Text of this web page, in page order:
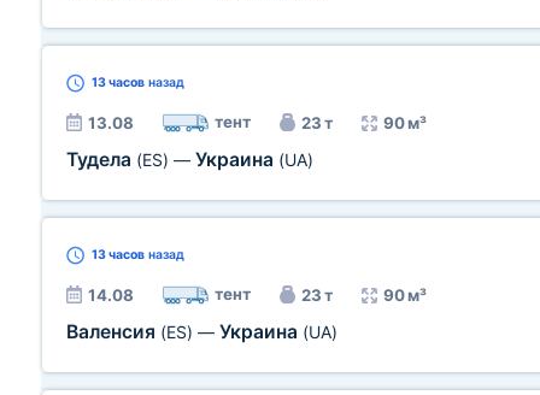
13 часов назад
13.08 тент 23 т 90 м³
Тудела (ES) — Украина (UA)
13 часов назад
14.08 тент 23 т 90 м³
Валенсия (ES) — Украина (UA)